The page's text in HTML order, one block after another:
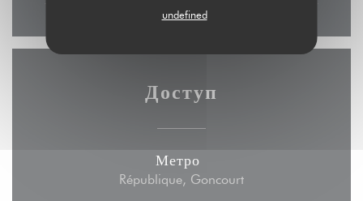
undefined
Доступ
Метро
République, Goncourt